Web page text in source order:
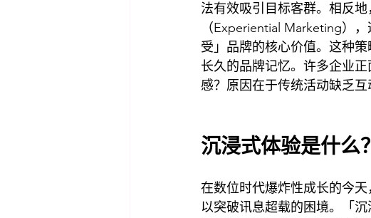
法有效吸引目标客群。相反
（Experiential Marketing）
受」品牌的核心价值。这种
长久的品牌记忆。许多企业
感？原因在于传统活动缺乏
沉浸式体验是什么
在数位时代爆炸性成长的今
以突破讯息超载的困境。「